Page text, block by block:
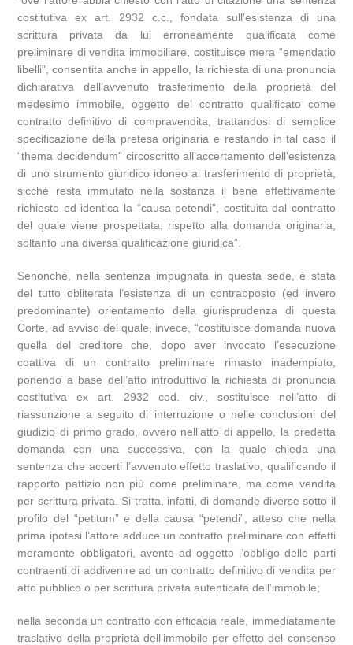
costitutiva ex art. 2932 c.c., fondata sull’esistenza di una
scrittura privata da lui erroneamente qualificata come
preliminare di vendita immobiliare, costituisce mera “emendatio
libelli”, consentita anche in appello, la richiesta di una pronuncia
dichiarativa dell’avvenuto trasferimento della proprietà del
medesimo immobile, oggetto del contratto qualificato come
contratto definitivo di compravendita, trattandosi di semplice
specificazione della pretesa originaria e restando in tal caso il
“thema decidendum” circoscritto all’accertamento dell’esistenza
di uno strumento giuridico idoneo al trasferimento di proprietà,
sicchè resta immutato nella sostanza il bene effettivamente
richiesto ed identica la “causa petendi”, costituita dal contratto
del quale viene prospettata, rispetto alla domanda originaria,
soltanto una diversa qualificazione giuridica”.
Senonchè, nella sentenza impugnata in questa sede, è stata
del tutto obliterata l’esistenza di un contrapposto (ed invero
predominante) orientamento della giurisprudenza di questa
Corte, ad avviso del quale, invece, “costituisce domanda nuova
quella del creditore che, dopo aver invocato l’esecuzione
coattiva di un contratto preliminare rimasto inadempiuto,
ponendo a base dell’atto introduttivo la richiesta di pronuncia
costitutiva ex art. 2932 cod. civ., sostituisce nell’atto di
riassunzione a seguito di interruzione o nelle conclusioni del
giudizio di primo grado, ovvero nell’atto di appello, la predetta
domanda con una successiva, con la quale chieda una
sentenza che accerti l’avvenuto effetto traslativo, qualificando il
rapporto pattizio non più come preliminare, ma come vendita
per scrittura privata. Si tratta, infatti, di domande diverse sotto il
profilo del “petitum” e della causa “petendi”, atteso che nella
prima ipotesi l’attore adduce un contratto preliminare con effetti
meramente obbligatori, avente ad oggetto l’obbligo delle parti
contraenti di addivenire ad un contratto definitivo di vendita per
atto pubblico o per scrittura privata autenticata dell’immobile;
nella seconda un contratto con efficacia reale, immediatamente
traslativo della proprietà dell’immobile per effetto del consenso